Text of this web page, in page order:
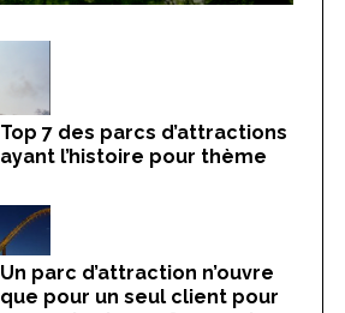
Top 7 des parcs d’attractions
ayant l’histoire pour thème
Un parc d’attraction n’ouvre
que pour un seul client pour